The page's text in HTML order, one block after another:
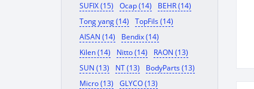
SUFIX (15)
Ocap (14)
BEHR (14)
Tong yang (14)
TopFils (14)
AISAN (14)
Bendix (14)
Kilen (14)
Nitto (14)
RAON (13)
SUN (13)
NT (13)
BodyParts (13)
Micro (13)
GLYCO (13)